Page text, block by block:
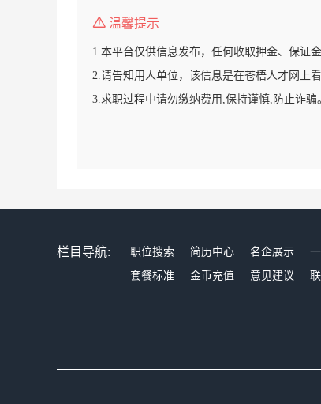
温馨提示
1.本平台仅供信息发布，任何收取押金、保证
2.请告知用人单位，该信息是在苍梧人才网上看
3.求职过程中请勿缴纳费用,保持谨慎,防止诈骗
栏目导航: 职位搜索 简历中心 名企展示
套餐标准
金币充值 意见建议